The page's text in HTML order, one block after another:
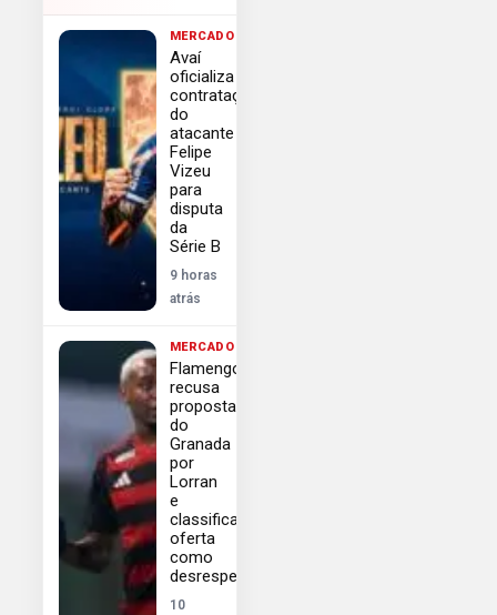
MERCADO
Avaí
oficializa
contratação
do
atacante
Felipe
Vizeu
para
disputa
da
Série B
9 horas
atrás
MERCADO
Flamengo
recusa
proposta
do
Granada
por
Lorran
e
classifica
oferta
como
desrespeitosa
10